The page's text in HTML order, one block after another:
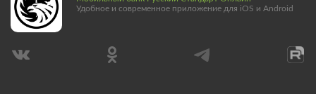
Удобное и современное приложение для iOS и Android